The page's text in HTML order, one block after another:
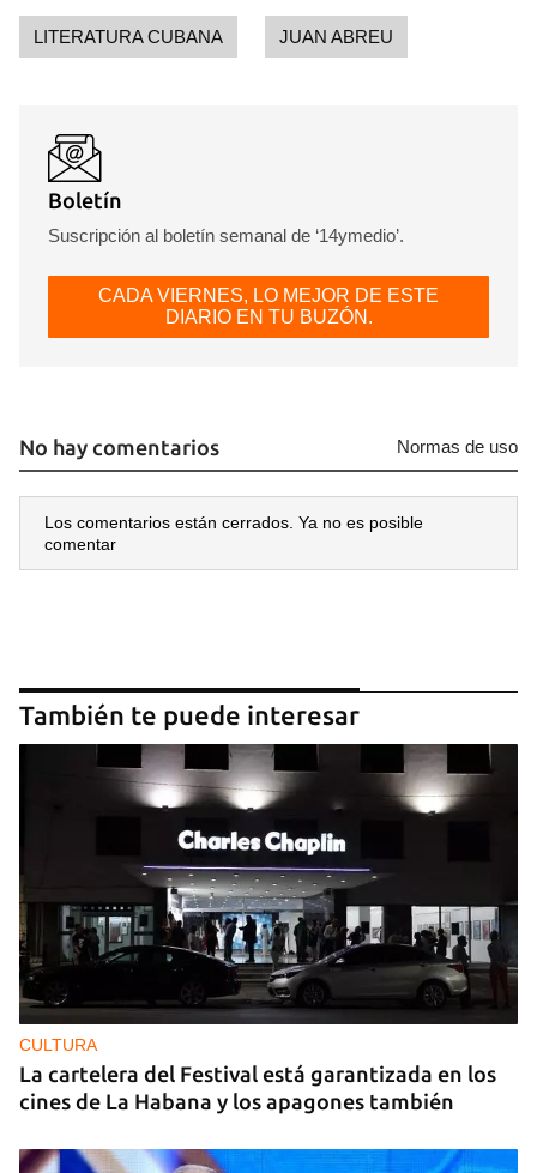
LITERATURA CUBANA JUAN ABREU
Boletín
Suscripción al boletín semanal de ‘14ymedio’.
CADA VIERNES, LO MEJOR DE ESTE
DIARIO EN TU BUZÓN.
No hay comentarios Normas de uso
Los comentarios están cerrados. Ya no es posible
comentar
También te puede interesar
CULTURA
La cartelera del Festival está garantizada en los
cines de La Habana y los apagones también